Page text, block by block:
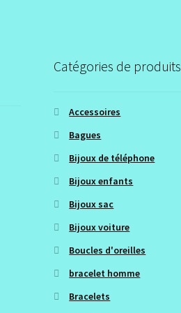
Catégories de produits
Accessoires
Bagues
Bijoux de téléphone
Bijoux enfants
Bijoux sac
Bijoux voiture
Boucles d'oreilles
bracelet homme
Bracelets